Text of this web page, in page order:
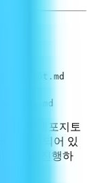
이빗 레포지토
로 구성되어 있
기획을 진행하